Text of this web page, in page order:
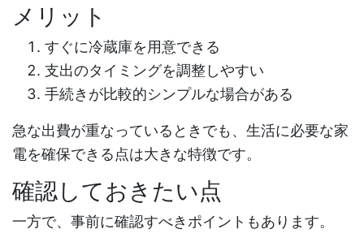
メリット
すぐに冷蔵庫を用意できる
支出のタイミングを調整しやすい
手続きが比較的シンプルな場合がある
急な出費が重なっているときでも、生活に必要な家
電を確保できる点は大きな特徴です。
確認しておきたい点
一方で、事前に確認すべきポイントもあります。